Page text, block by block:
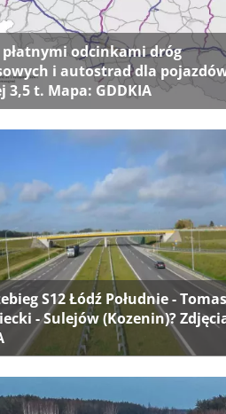
płatnymi odcinkami dróg
i autostrad dla
3,5 t. Mapa: GDDKIA
S12 Łódź Południe -
- Sulejów (Kozenin)?